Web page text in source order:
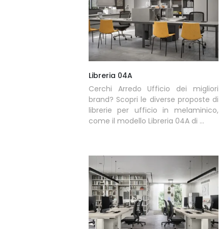
Libreria 04A
Cerchi Arredo Ufficio dei migliori
brand? Scopri le diverse proposte di
librerie per ufficio in melaminico,
come il modello Libreria 04A di ...